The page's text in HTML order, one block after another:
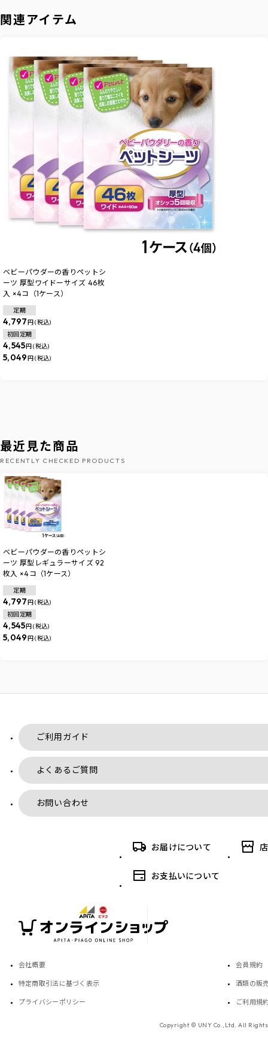
関連アイテム
ベビーパウダーの香りペットシ
ーツ 厚型ワイドーサイズ 46枚
入 ×4コ（1ケース）
定期
4,797円 (税込)
初回定期
4,545円 (税込)
5,049円 (税込)
最近見た商品
RECENTLY CHECKED PRODUCTS
ベビーパウダーの香りペットシ
ーツ 厚型レギュラーサイズ 92
枚入 ×4コ（1ケース）
定期
4,797円 (税込)
初回定期
4,545円 (税込)
5,049円 (税込)
ご利用ガイド
よくあるご質問
お問い合わせ
お届けについて
お支払いについて
会社概要 会員規約
特定商取引法に基づく表示 酒類の販
プライバシーポリシー ご利用規
Copyright © UNY Co.,Ltd. All